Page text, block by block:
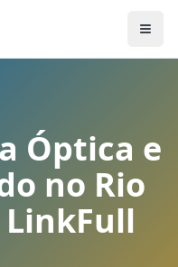
Óptica e
no Rio
LinkFull